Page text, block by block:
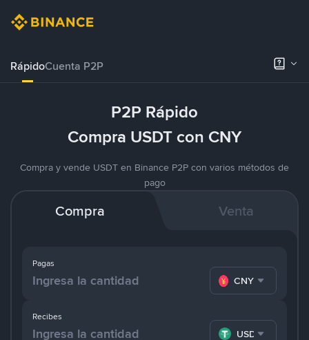
RápidoCuenta P2P
P2P Rápido
Compra USDT con CNY
Compra y vende USDT en Binance P2P con varios métodos de
pago
Compra Venta
Pagas
CNY
Recibes
USDT